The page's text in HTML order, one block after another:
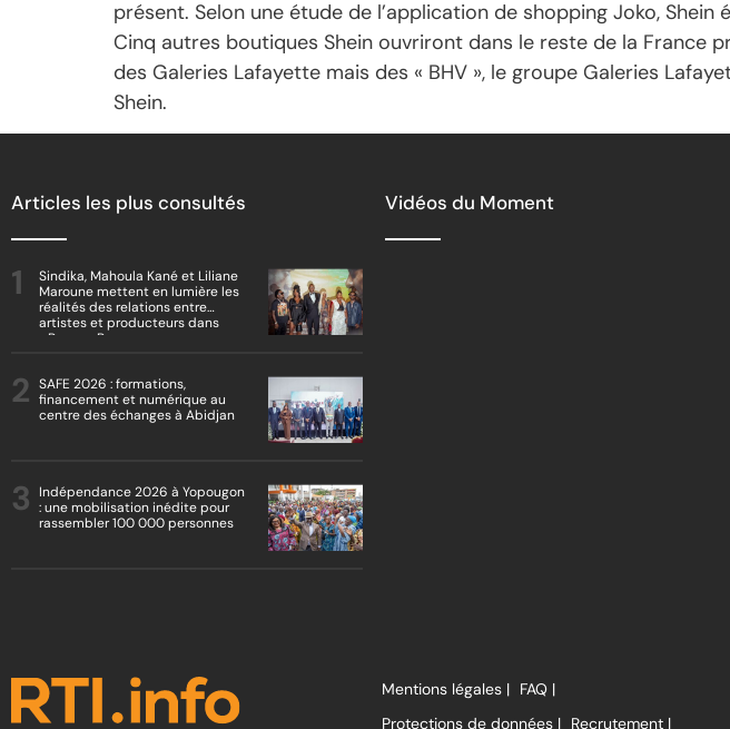
présent. Selon une étude de l’application de shopping Joko,
Cinq autres boutiques Shein ouvriront dans le reste de la France
des Galeries Lafayette mais des « BHV », le groupe Galeries
Shein.
Articles les plus consultés
Sindika, Mahoula Kané et Liliane
Maroune mettent en lumière les
réalités des relations entre
artistes et producteurs dans
« Boss vs Boss »
SAFE 2026 : formations,
financement et numérique au
centre des échanges à Abidjan
Indépendance 2026 à Yopougon
: une mobilisation inédite pour
rassembler 100 000 personnes
Vidéos du Moment
Mentions légales | FAQ |
Protections de données | Recrutement |